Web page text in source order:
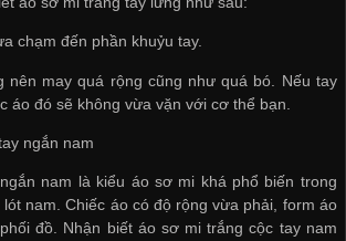
chạm đến phần khuỷu tay.
nên may quá rộng cũng như quá bó. Nếu tay
áo đó sẽ không vừa vặn với cơ thể bạn.
ngắn nam
nam là kiểu áo sơ mi khá phổ biến trong
lót nam. Chiếc áo có độ rộng vừa phải, form áo
đồ. Nhận biết áo sơ mi trắng cộc tay nam